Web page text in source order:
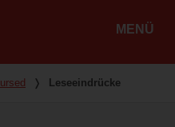
MENÜ
❭ Leseeindrücke